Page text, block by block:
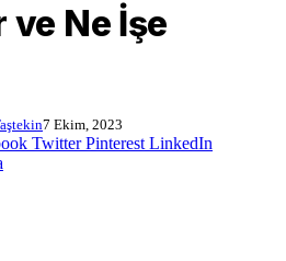
ve Ne İşe
7 Ekim, 2023
Twitter Pinterest LinkedIn